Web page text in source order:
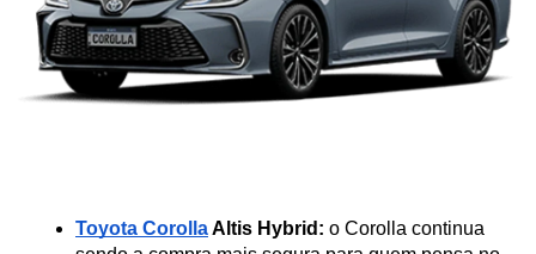
Toyota Corolla Altis Hybrid: o Corolla continua